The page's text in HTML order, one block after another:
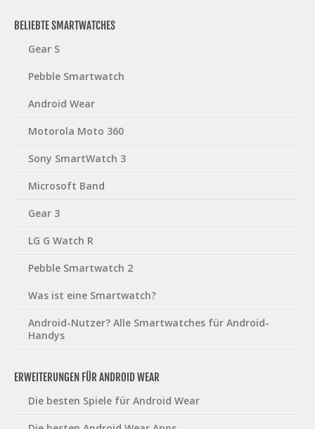
BELIEBTE SMARTWATCHES
Gear S
Pebble Smartwatch
Android Wear
Motorola Moto 360
Sony SmartWatch 3
Microsoft Band
Gear 3
LG G Watch R
Pebble Smartwatch 2
Was ist eine Smartwatch?
Android-Nutzer? Alle Smartwatches für Android-
Handys
ERWEITERUNGEN FÜR ANDROID WEAR
Die besten Spiele für Android Wear